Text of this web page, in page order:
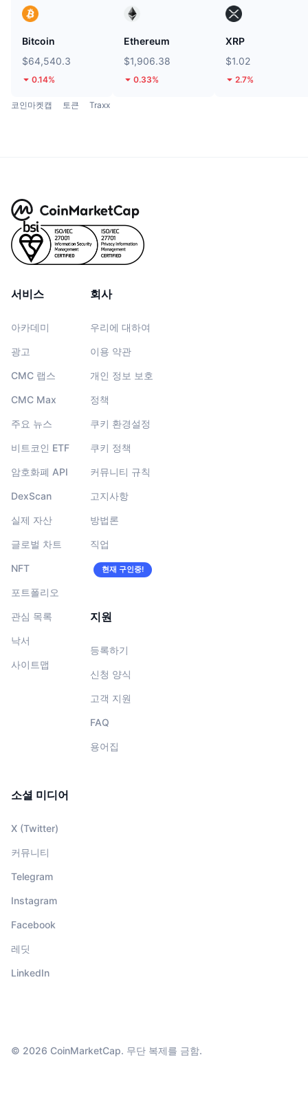
Bitcoin
$64,540.3
0.14%
Ethereum
$1,906.38
0.33%
XRP
$1.02
2.7%
코인마켓캡 토큰 Traxx
서비스
아카데미
광고
CMC 랩스
CMC Max
주요 뉴스
비트코인 ETF
암호화폐 API
DexScan
실제 자산
글로벌 차트
NFT
포트폴리오
관심 목록
낙서
사이트맵
회사
우리에 대하여
이용 약관
개인 정보 보호
정책
쿠키 환경설정
쿠키 정책
커뮤니티 규칙
고지사항
방법론
직업
현재 구인중!
지원
등록하기
신청 양식
고객 지원
FAQ
용어집
소셜 미디어
X (Twitter)
커뮤니티
Telegram
Instagram
Facebook
레딧
LinkedIn
© 2026 CoinMarketCap. 무단 복제를 금함.